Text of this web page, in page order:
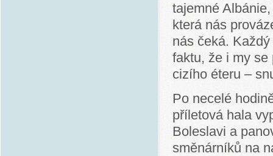
tajemné
která nás
nás čeká.
faktu, že i my se
cizího éteru –
Po necelé
příletová hala
Boleslavi a
směnárníků na